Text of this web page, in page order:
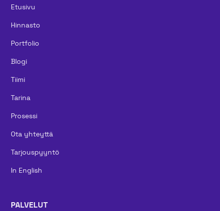
Etusivu
Hinnasto
Portfolio
Blogi
Tiimi
Tarina
Prosessi
Ota yhteyttä
Tarjouspyyntö
In English
PALVELUT